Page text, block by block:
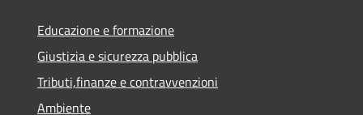
Educazione e formazione
Giustizia e sicurezza pubblica
Tributi,finanze e contravvenzioni
Ambiente